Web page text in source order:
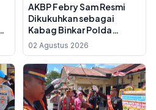
AKBP Febry Sam Resmi
Dikukuhkan sebagai
Kabag Binkar Polda
Sultra, Gantikan Tugas di
Polres Konawe Selatan
02 Agustus 2026